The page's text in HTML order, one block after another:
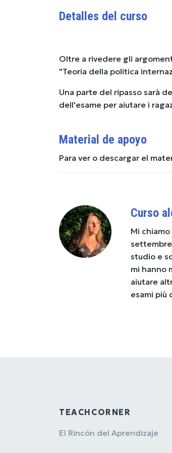
Detalles del curso
Oltre a rivedere gli
"Teoria della politica
Una parte del ripasso sarà
dell'esame per aiutare i
Material de apoyo
Para ver o descargar el
Curso
Mi
studio e
mi hanno
aiutare
esami più
TEACHCORNER
El Rincón del Aprendizaje